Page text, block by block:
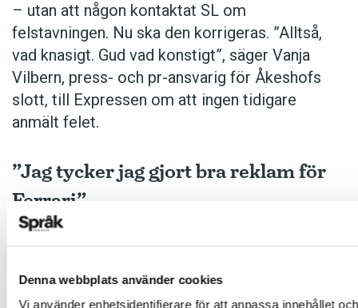
Denna webbplats använder cookies
Vi använder enhetsidentifierare för att anpassa innehållet
– utan att någon kontaktat SL om
felstavningen. Nu ska den korrigeras. ”Alltså,
vad knasigt. Gud vad konstigt”, säger Vanja
Vilbern, press- och pr-ansvarig för Åkeshofs
slott, till Expressen om att ingen tidigare
anmält felet.
”Jag tycker jag gjort bra reklam för
Ferrari”
9 juni:
Efter drygt 30 år tvingas Pizzeria Ferrari